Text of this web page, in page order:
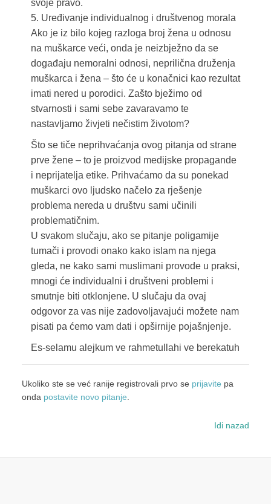
svoje pravo.
5. Uređivanje individualnog i društvenog morala
Ako je iz bilo kojeg razloga broj žena u odnosu
na muškarce veći, onda je neizbježno da se
događaju nemoralni odnosi, neprilična druženja
muškarca i žena – što će u konačnici kao rezultat
imati nered u porodici. Zašto bježimo od
stvarnosti i sami sebe zavaravamo te
nastavljamo živjeti nečistim životom?
Što se tiče neprihvaćanja ovog pitanja od strane
prve žene – to je proizvod medijske propagande
i neprijatelja etike. Prihvaćamo da su ponekad
muškarci ovo ljudsko načelo za rješenje
problema nereda u društvu sami učinili
problematičnim.
U svakom slučaju, ako se pitanje poligamije
tumači i provodi onako kako islam na njega
gleda, ne kako sami muslimani provode u praksi,
mnogi će individualni i društveni problemi i
smutnje biti otklonjene. U slučaju da ovaj
odgovor za vas nije zadovoljavajući možete nam
pisati pa ćemo vam dati i opširnije pojašnjenje.
Es-selamu alejkum ve rahmetullahi ve berekatuh
Ukoliko ste se već ranije registrovali prvo se prijavite pa
onda postavite novo pitanje.
Idi nazad